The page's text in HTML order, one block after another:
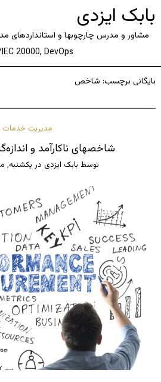
بابک ایزدی
20000, DevOps)
بایگانی برچسب: شاخص
مدیریت خدمات
شاخصهای ناکارآمد و
توسط بابک ایزدی در یکشنبه, مرداد